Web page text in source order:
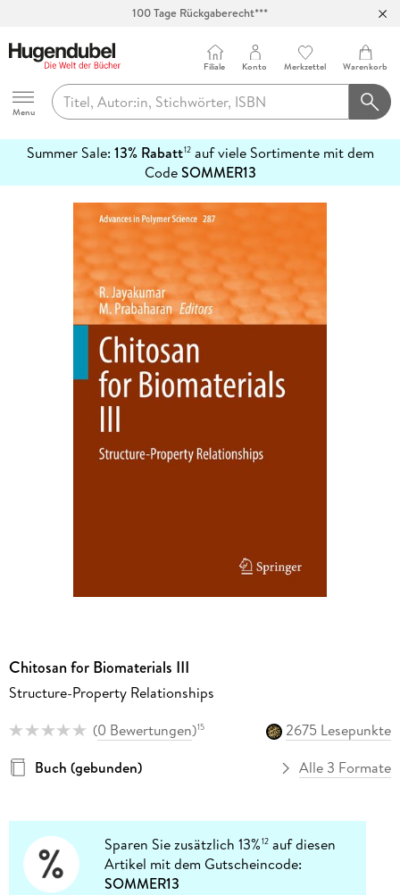
100 Tage Rückgaberecht***
Hugendubel
Menu
Filiale Konto Merkzettel Warenkorb
Summer Sale: 13% Rabatt12auf viele Sortimente mit dem
CodeSOMMER13
erfahren
Chitosan for Biomaterials III
Structure-Property Relationships
(0 Bewertungen)15
2675 Lesepunkte
Buch (gebunden)
Alle 3 Formate
Sparen Sie zusätzlich 13%12 auf diesen
Artikel mit dem Gutscheincode:
SOMMER13